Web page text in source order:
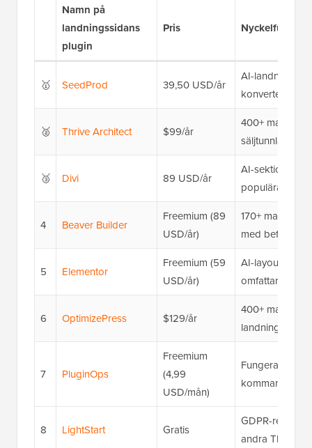
Namn på
landningssidans
plugin
Pris
🥇 SeedProd 39,50 USD/år
AI-
🥈 Thrive Architect $99/år
400+ mallar,
säljtunnlar
🥉 Divi 89 USD/år
AI-
populära e-
4 Beaver Builder
Freemium (89
USD/år)
170+ mallar,
med befintliga
5 Elementor
Freemium (59
USD/år)
AI-
omfattande
6 OptimizePress $129/år
400+ mallar,
landningssidor
7 PluginOps
Freemium
(4,99
USD/mån)
Fungerar med
kommande
8 LightStart Gratis
GDPR-redo,
andra